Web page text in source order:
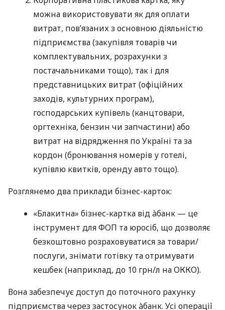
можна використовувати як для оплати
витрат, пов’язаних з основною діяльністю
підприємства (закупівля товарів чи
комплектувальних, розрахунки з
постачальниками тощо), так і для
представницьких витрат (офіційних
заходів, культурних програм),
господарських купівель (канцтовари,
оргтехніка, бензин чи запчастини) або
витрат на відрядження по Україні та за
кордон (бронювання номерів у готелі,
купівлю квитків, оренду авто тощо).
Розглянемо два приклади бізнес-карток:
«Блакитна» бізнес-картка від àбанк — це
інструмент для ФОП та юросіб, що дозволяє
безкоштовно розраховуватися за товари/
послуги, знімати готівку та отримувати
кешбек (наприклад, до 10 грн/л на ОККО).
Вона забезпечує доступ до поточного рахунку
підприємства через застосунок àбанк. Усі операції